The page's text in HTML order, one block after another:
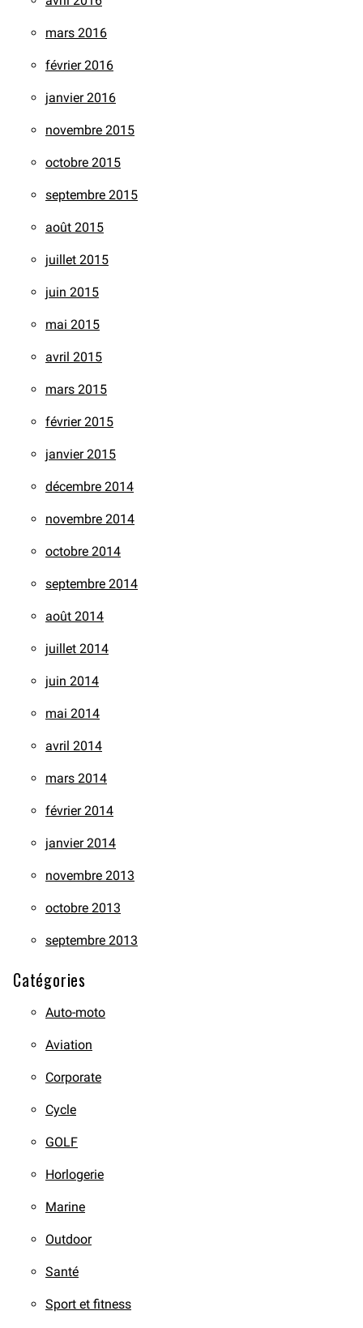
mars 2016
février 2016
janvier 2016
novembre 2015
octobre 2015
septembre 2015
août 2015
juillet 2015
juin 2015
mai 2015
avril 2015
mars 2015
février 2015
janvier 2015
décembre 2014
novembre 2014
octobre 2014
septembre 2014
août 2014
juillet 2014
juin 2014
mai 2014
avril 2014
mars 2014
février 2014
janvier 2014
novembre 2013
octobre 2013
septembre 2013
Catégories
Auto-moto
Aviation
Corporate
Cycle
GOLF
Horlogerie
Marine
Outdoor
Santé
Sport et fitness